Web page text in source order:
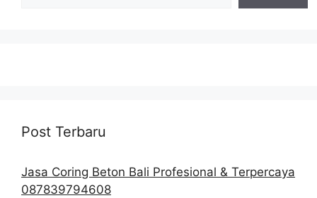
Post Terbaru
Jasa Coring Beton Bali Profesional & Terpercaya
087839794608